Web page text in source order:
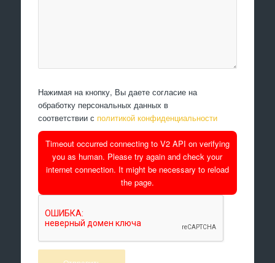
Нажимая на кнопку, Вы даете согласие на
обработку персональных данных в
соответствии с политикой конфиденциальности
Timeout occurred connecting to V2 API on verifying
you as human. Please try again and check your
internet connection. It might be necessary to reload
the page.